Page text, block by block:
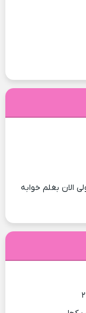
الان بغلم خوابه